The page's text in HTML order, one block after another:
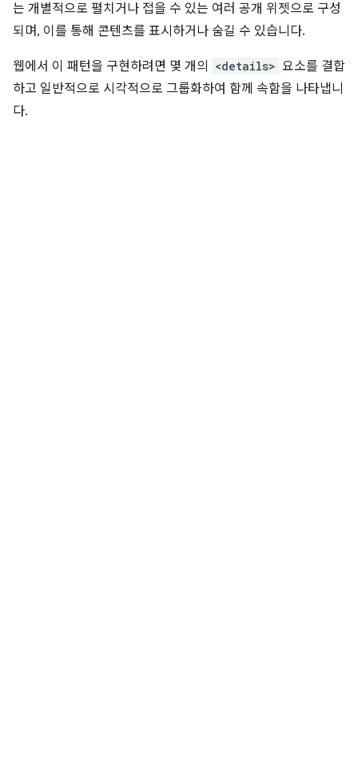
는 개별적으로 펼치거나 접을 수 있는 여러 공개 위젯으로 구성
되며, 이를 통해 콘텐츠를 표시하거나 숨길 수 있습니다.
웹에서 이 패턴을 구현하려면 몇 개의 <details> 요소를 결합
하고 일반적으로 시각적으로 그룹화하여 함께 속함을 나타냅니
다.